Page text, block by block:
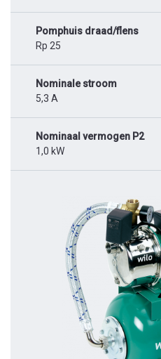
Pomphuis draad/flens
Rp 25
Nominale stroom
5,3 A
Nominaal vermogen P2
1,0 kW